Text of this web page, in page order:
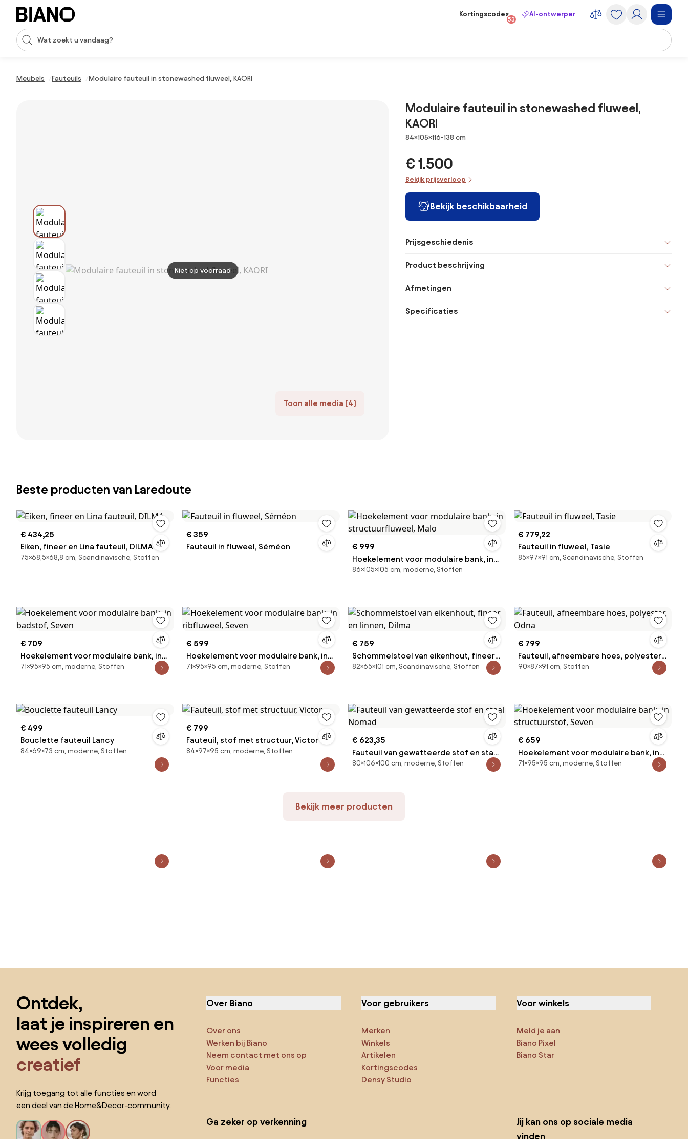
Navigatie overslaan, naar inhoud springen
Zoekopdracht invoeren
Kortingscodes
53
AI-ontwerper
Meubels Fauteuils Modulaire fauteuil in stonewashed fluweel, KAORI
Toon alle media (4)
Niet op voorraad
Modulaire fauteuil in stonewashed fluweel,
KAORI
Afmetingen
84×105×116-138 cm
€ 1.500
Bekijk prijsverloop
Bekijk beschikbaarheid
Prijsgeschiedenis
Product beschrijving
Afmetingen
Specificaties
Beste producten van Laredoute
€ 434,25
Eiken, fineer en Lina fauteuil, DILMA
75×68,5×68,8 cm, Scandinavische, Stoffen
€ 359
Fauteuil in fluweel, Séméon
€ 999
Hoekelement voor modulaire bank, in
structuurfluweel, Malo
86×105×105 cm, moderne, Stoffen
€ 779,22
Fauteuil in fluweel, Tasie
85×97×91 cm, Scandinavische, Stoffen
€ 709
Hoekelement voor modulaire bank, in
badstof, Seven
71×95×95 cm, moderne, Stoffen
€ 599
Hoekelement voor modulaire bank, in
ribfluweel, Seven
71×95×95 cm, moderne, Stoffen
€ 759
Schommelstoel van eikenhout, fineer
en linnen, Dilma
82×65×101 cm, Scandinavische, Stoffen
€ 799
Fauteuil, afneembare hoes, polyester,
Odna
90×87×91 cm, Stoffen
€ 499
Bouclette fauteuil Lancy
84×69×73 cm, moderne, Stoffen
€ 799
Fauteuil, stof met structuur, Victor
84×97×95 cm, moderne, Stoffen
€ 623,35
Fauteuil van gewatteerde stof en staal
Nomad
80×106×100 cm, moderne, Stoffen
€ 659
Hoekelement voor modulaire bank, in
structuurstof, Seven
71×95×95 cm, moderne, Stoffen
Bekijk meer producten
Ontdek,
laat je inspireren en
wees volledig
creatief
Krijg toegang tot alle functies en word
een deel van de Home&Decor-community.
Over Biano
Over ons
Werken bij Biano
Neem contact met ons op
Voor media
Functies
Voor gebruikers
Merken
Winkels
Artikelen
Kortingscodes
Densy Studio
Voor winkels
Meld je aan
Biano Pixel
Biano Star
Ga zeker op verkenning
Jij kan ons op sociale media
vinden